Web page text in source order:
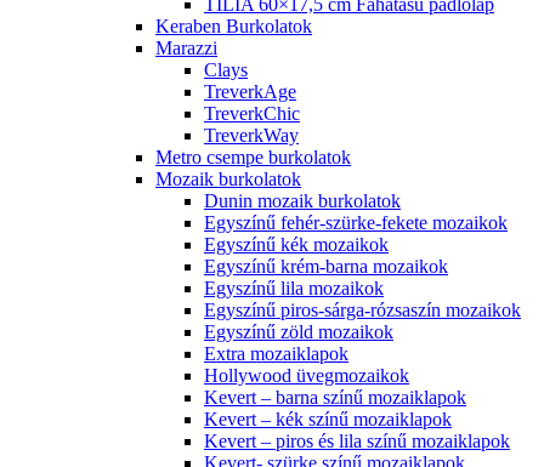
TILIA 60×17,5 cm Fahatású padlólap
Keraben Burkolatok
Marazzi
Clays
TreverkAge
TreverkChic
TreverkWay
Metro csempe burkolatok
Mozaik burkolatok
Dunin mozaik burkolatok
Egyszínű fehér-szürke-fekete mozaikok
Egyszínű kék mozaikok
Egyszínű krém-barna mozaikok
Egyszínű lila mozaikok
Egyszínű piros-sárga-rózsaszín mozaikok
Egyszínű zöld mozaikok
Extra mozaiklapok
Hollywood üvegmozaikok
Kevert – barna színű mozaiklapok
Kevert – kék színű mozaiklapok
Kevert – piros és lila színű mozaiklapok
Kevert- szürke színű mozaiklapok